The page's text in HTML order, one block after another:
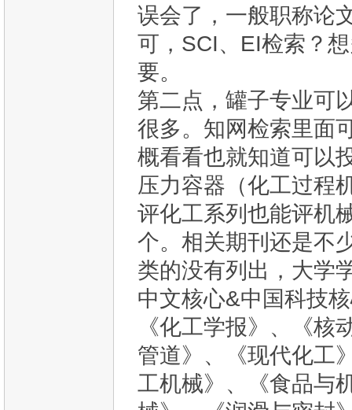
误会了，一般职称论
可，SCI、EI检索？
要。
第二点，罐子专业可
很多。 知网检索里面
概看看也就知道可以
压力容器（化工过程
评化工系列也能评机
个。相关期刊还是不
类的没有列出，大学
中文核心&中国科技
《化工学报》、《
管道》、《现代化工
工机械》、《食品与